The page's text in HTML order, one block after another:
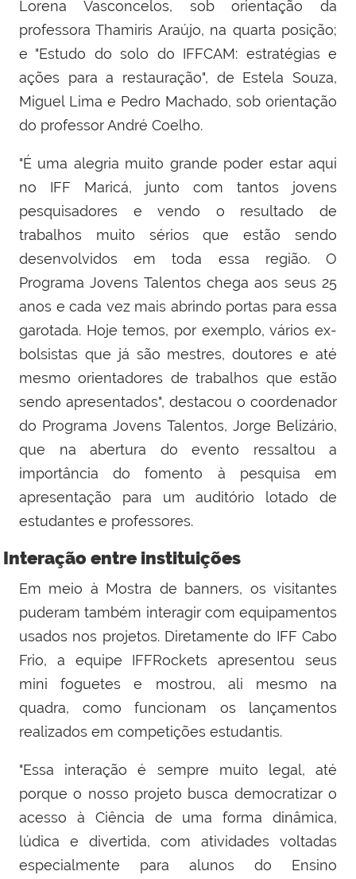
Lorena Vasconcelos, sob orientação da
professora Thamiris Araújo, na quarta posição;
e "Estudo do solo do IFFCAM: estratégias e
ações para a restauração", de Estela Souza,
Miguel Lima e Pedro Machado, sob orientação
do professor André Coelho.
"É uma alegria muito grande poder estar aqui
no IFF Maricá, junto com tantos jovens
pesquisadores e vendo o resultado de
trabalhos muito sérios que estão sendo
desenvolvidos em toda essa região. O
Programa Jovens Talentos chega aos seus 25
anos e cada vez mais abrindo portas para essa
garotada. Hoje temos, por exemplo, vários ex-
bolsistas que já são mestres, doutores e até
mesmo orientadores de trabalhos que estão
sendo apresentados", destacou o coordenador
do Programa Jovens Talentos, Jorge Belizário,
que na abertura do evento ressaltou a
importância do fomento à pesquisa em
apresentação para um auditório lotado de
estudantes e professores.
Interação entre instituições
Em meio à Mostra de banners, os visitantes
puderam também interagir com equipamentos
usados nos projetos. Diretamente do IFF Cabo
Frio, a equipe IFFRockets apresentou seus
mini foguetes e mostrou, ali mesmo na
quadra, como funcionam os lançamentos
realizados em competições estudantis.
"Essa interação é sempre muito legal, até
porque o nosso projeto busca democratizar o
acesso à Ciência de uma forma dinâmica,
lúdica e divertida, com atividades voltadas
especialmente para alunos do Ensino